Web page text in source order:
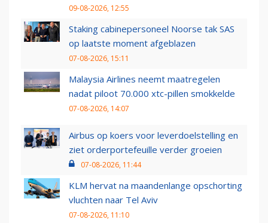
09-08-2026, 12:55
Staking cabinepersoneel Noorse tak SAS
op laatste moment afgeblazen
07-08-2026, 15:11
Malaysia Airlines neemt maatregelen
nadat piloot 70.000 xtc-pillen smokkelde
07-08-2026, 14:07
Airbus op koers voor leverdoelstelling en
ziet orderportefeuille verder groeien
07-08-2026, 11:44
KLM hervat na maandenlange opschorting
vluchten naar Tel Aviv
07-08-2026, 11:10